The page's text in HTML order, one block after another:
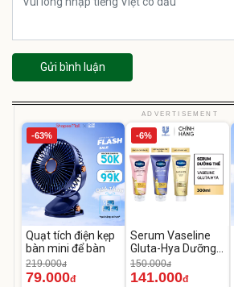
Gửi bình luận
ADVERTISEMENT
-63%
Quạt tích điện kẹp
bàn mini để bàn
219.000đ
79.000đ
-6%
Serum Vaseline
Gluta-Hya Dưỡng
Da Sáng Mịn Sau 7
Ngày
150.000đ
141.000đ